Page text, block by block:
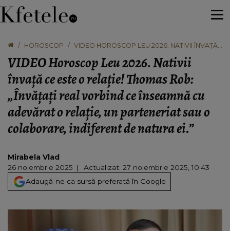
HOROSCOP
VIDEO HOROSCOP LEU 2026. NATIVII ÎNVAȚĂ
REAL VORBIND CE ÎNSEAMNĂ CU ADEVĂRAT
O RELAȚIE, UN PARTENERIAT SAU O
COLABORARE, INDIFERENT DE NATURA EI.”
VIDEO Horoscop Leu 2026. Nativii
învață ce este o relație! Thomas Rob:
„Învățați real vorbind ce înseamnă cu
adevărat o relație, un parteneriat sau o
colaborare, indiferent de natura ei.”
Mirabela Vlad
26 noiembrie 2025
Actualizat: 27 noiembrie 2025, 10:43
Adaugă-ne ca sursă preferată în Google